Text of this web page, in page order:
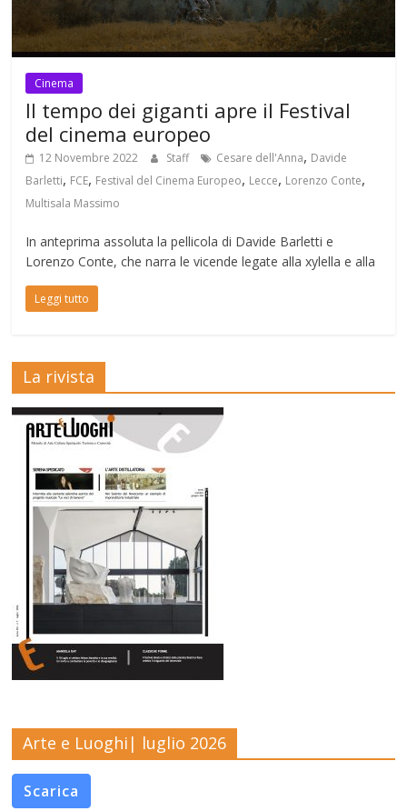
Cinema
Il tempo dei giganti apre il Festival
del cinema europeo
12 Novembre 2022 Staff Cesare dell'Anna, Davide
Barletti, FCE, Festival del Cinema Europeo, Lecce, Lorenzo Conte,
Multisala Massimo
In anteprima assoluta la pellicola di Davide Barletti e
Lorenzo Conte, che narra le vicende legate alla xylella e alla
Leggi tutto
La rivista
Arte e Luoghi| luglio 2026
Scarica